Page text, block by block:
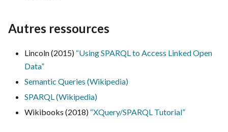
Autres ressources
Lincoln (2015) “Using SPARQL to Access Linked Open
Data”
Semantic Queries (Wikipedia)
SPARQL (Wikipedia)
Wikibooks (2018) “XQuery/SPARQL Tutorial”